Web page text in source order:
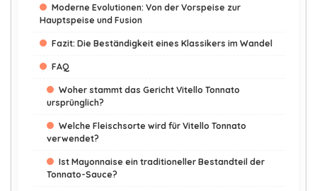
Moderne Evolutionen: Von der Vorspeise zur
Hauptspeise und Fusion
Fazit: Die Beständigkeit eines Klassikers im Wandel
FAQ
Woher stammt das Gericht Vitello Tonnato
ursprünglich?
Welche Fleischsorte wird für Vitello Tonnato
verwendet?
Ist Mayonnaise ein traditioneller Bestandteil der
Tonnato-Sauce?